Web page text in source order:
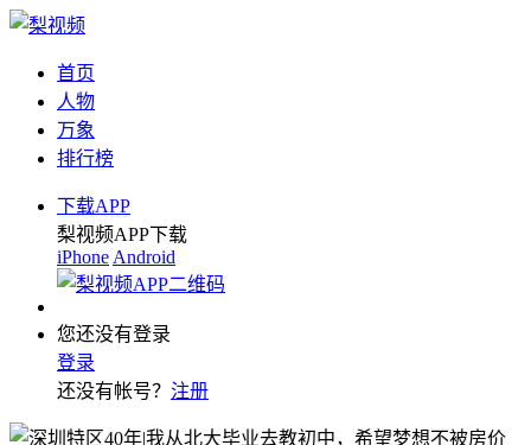
首页
人物
万象
排行榜
下载APP
梨视频APP下载
iPhone Android
您还没有登录
登录
还没有帐号？ 注册